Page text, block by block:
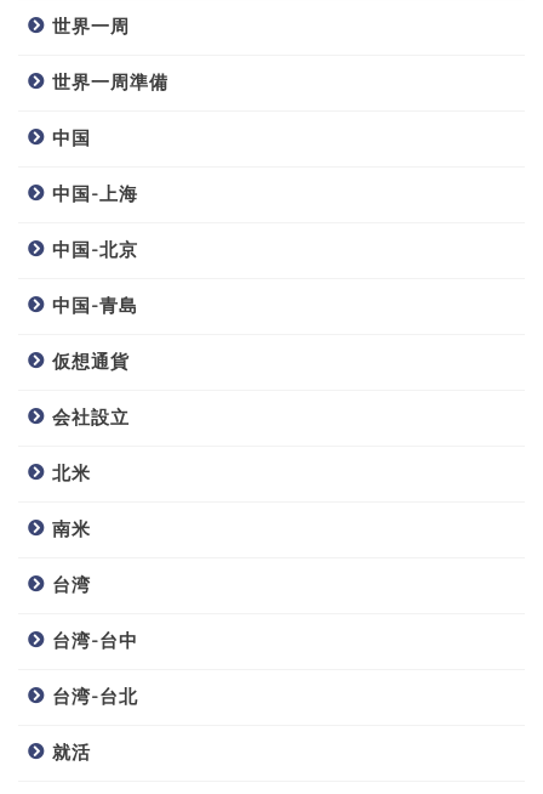
世界一周
世界一周準備
中国
中国-上海
中国-北京
中国-青島
仮想通貨
会社設立
北米
南米
台湾
台湾-台中
台湾-台北
就活